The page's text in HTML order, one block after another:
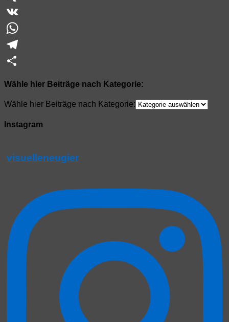
XING
VK
WhatsApp
Telegram
Wähle hier Beiträge nach Kategorie:
Wähle hier Beiträge nach Kategorie:
Instagram
visuelleneugier